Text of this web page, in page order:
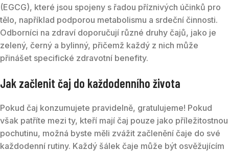
(EGCG), které jsou spojeny s řadou příznivých účinků pro
tělo, například podporou metabolismu a srdeční činnosti.
Odborníci na zdraví doporučují různé druhy čajů, jako je
zelený, černý a bylinný, přičemž každý z nich může
přinášet specifické zdravotní benefity.
Jak začlenit čaj do každodenního života
Pokud čaj konzumujete pravidelně, gratulujeme! Pokud
však patříte mezi ty, kteří mají čaj pouze jako příležitostnou
pochutinu, možná byste měli zvážit začlenění čaje do své
každodenní rutiny. Každý šálek čaje může být osvěžujícím